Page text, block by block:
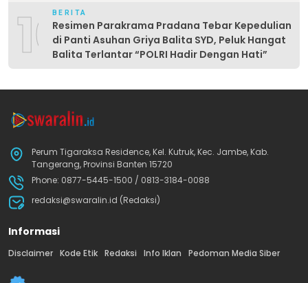
10BERITA
Resimen Parakrama Pradana Tebar Kepedulian
di Panti Asuhan Griya Balita SYD, Peluk Hangat
Balita Terlantar “POLRI Hadir Dengan Hati”
Perum Tigaraksa Residence, Kel. Kutruk, Kec. Jambe, Kab.
Tangerang, Provinsi Banten 15720
Phone: 0877-5445-1500 / 0813-3184-0088
redaksi@swaralin.id (Redaksi)
Informasi
Disclaimer Kode Etik Redaksi Info Iklan Pedoman Media Siber